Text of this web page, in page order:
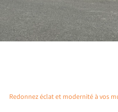
Redonnez éclat et modernité à vos